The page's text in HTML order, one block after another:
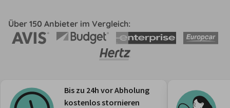
Über 150 Anbieter im Vergleich:
Bis zu 24h vor Abholung
kostenlos stornieren